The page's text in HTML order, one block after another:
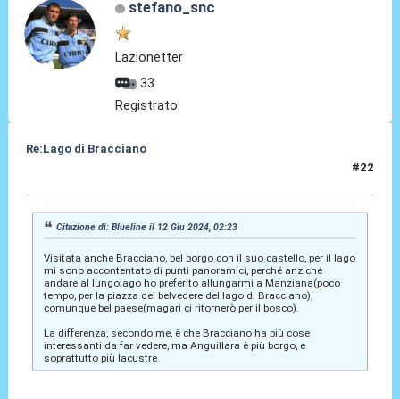
stefano_snc
Lazionetter
33
Registrato
Re:Lago di Bracciano
#22
Citazione di: Blueline il 12 Giu 2024, 02:23
Visitata anche Bracciano, bel borgo con il suo castello, per il lago
mi sono accontentato di punti panoramici, perché anziché
andare al lungolago ho preferito allungarmi a Manziana(poco
tempo, per la piazza del belvedere del lago di Bracciano),
comunque bel paese(magari ci ritornerò per il bosco).
La differenza, secondo me, è che Bracciano ha più cose
interessanti da far vedere, ma Anguillara è più borgo, e
soprattutto più lacustre.